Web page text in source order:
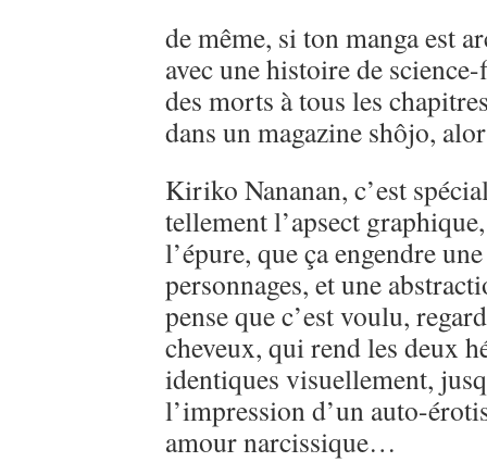
de même, si ton manga est
avec une histoire de
des morts à tous les
dans un magazine shôjo,
Kiriko Nananan, c’est
tellement l’apsect
l’épure, que ça engendre
personnages, et une
pense que c’est voulu,
cheveux, qui rend les deux
identiques visuellement,
l’impression d’un auto-
amour narcissique…